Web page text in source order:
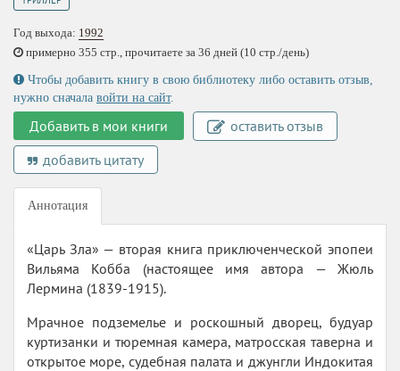
Год выхода: 1992
примерно 355 стр., прочитаете за 36 дней (10 стр./день)
Чтобы добавить книгу в свою библиотеку либо оставить отзыв,
нужно сначала войти на сайт.
Добавить в мои книги
оставить отзыв
добавить цитату
Аннотация
«Царь Зла» — вторая книга приключенческой эпопеи
Вильяма Кобба (настоящее имя автора — Жюль
Лермина (1839-1915).
Мрачное подземелье и роскошный дворец, будуар
куртизанки и тюремная камера, матросская таверна и
открытое море, судебная палата и джунгли Индокитая